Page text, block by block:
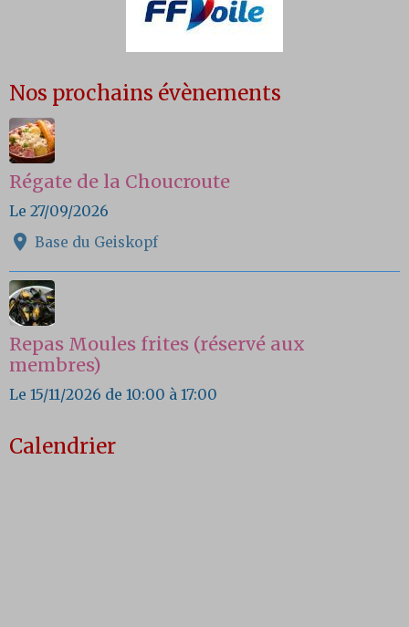
Nos prochains évènements
Régate de la Choucroute
Le 27/09/2026
Base du Geiskopf
Repas Moules frites (réservé aux
membres)
Le 15/11/2026 de 10:00 à 17:00
Calendrier